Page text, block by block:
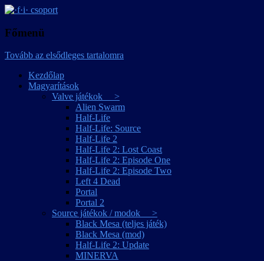
·f·i· csoport
Főmenü
Tovább az elsődleges tartalomra
Kezdőlap
Magyarítások
Valve játékok >
Alien Swarm
Half-Life
Half-Life: Source
Half-Life 2
Half-Life 2: Lost Coast
Half-Life 2: Episode One
Half-Life 2: Episode Two
Left 4 Dead
Portal
Portal 2
Source játékok / modok >
Black Mesa (teljes játék)
Black Mesa (mod)
Half-Life 2: Update
MINERVA